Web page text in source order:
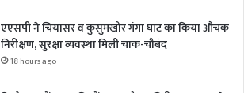
एएसपी ने चियासर व कुसुमखोर गंगा घाट का किया औचक
निरीक्षण, सुरक्षा व्यवस्था मिली चाक-चौबंद
18 hours ago